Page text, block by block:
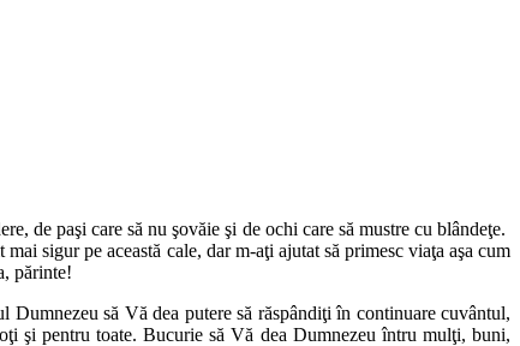
de paşi care să nu şovăie şi de ochi care să mustre cu blândeţe.
sigur pe această cale, dar m-aţi ajutat să primesc viaţa aşa cum
părinte!
să Vă dea putere să răspândiţi în continuare cuvântul,
şi pentru toate. Bucurie să Vă dea Dumnezeu întru mulţi, buni,